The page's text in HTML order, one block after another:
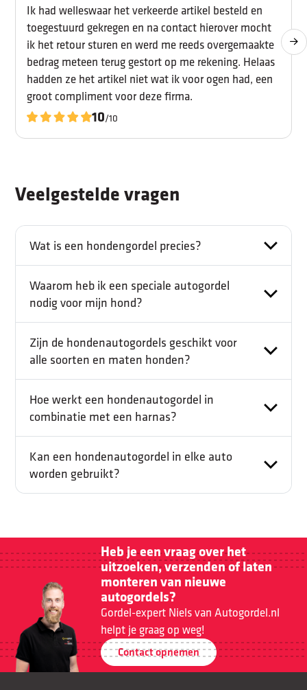
Ik had welleswaar het verkeerde artikel besteld en
toegestuurd gekregen en na contact hierover mocht
ik het retour sturen en werd me reeds overgemaakte
bedrag meteen terug gestort op me rekening. Helaas
hadden ze het artikel niet wat ik voor ogen had, een
groot compliment voor deze firma.
10/10
Veelgestelde vragen
Wat is een hondengordel precies?
Waarom heb ik een speciale autogordel
nodig voor mijn hond?
Zijn de hondenautogordels geschikt voor
alle soorten en maten honden?
Hoe werkt een hondenautogordel in
combinatie met een harnas?
Kan een hondenautogordel in elke auto
worden gebruikt?
Heb je een vraag over het
uitzoeken, verzenden of laten
monteren van nieuwe
autogordels?
Gordel-expert Niels van Autogordel.nl
helpt je graag op weg!
Contact opnemen